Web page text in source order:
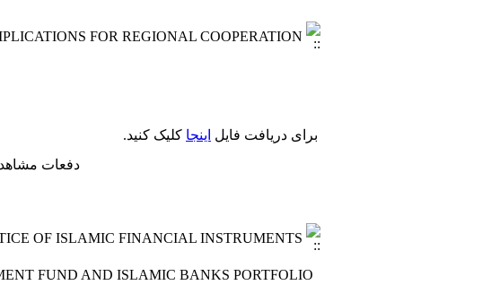
FOR REGIONAL COOPERATION
برای دریافت فایل اینجا کلیک کنید.
دفعات مشاهده: ۳۶۳۴ بار | دفعات چاپ: ۱۵۲۱ بار | دفعات ارسال به
OF ISLAMIC FINANCIAL INSTRUMENTS
FUND AND ISLAMIC BANKS PORTFOLIO